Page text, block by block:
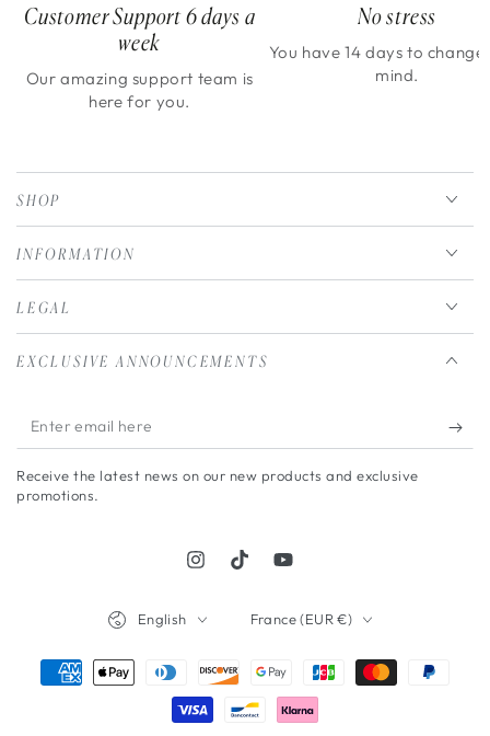
Customer Support 6 days a
week
Our amazing support team is
here for you.
No stress
You have 14 days to
mind.
SHOP
INFORMATION
LEGAL
EXCLUSIVE ANNOUNCEMENTS
Enter
email
here
Receive the latest news on our new products and exclusive
promotions.
InstagramTikTokYouTube
English France (EUR €)
Payment